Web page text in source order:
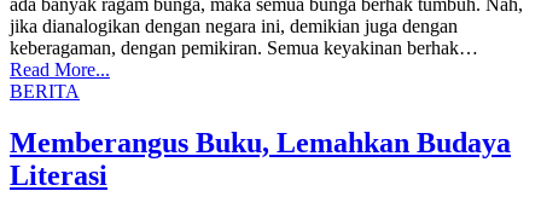
jika dianalogikan dengan negara ini, demikian juga dengan
keberagaman, dengan pemikiran. Semua keyakinan berhak…
Read More...
BERITA
Memberangus Buku, Lemahkan Budaya
Literasi